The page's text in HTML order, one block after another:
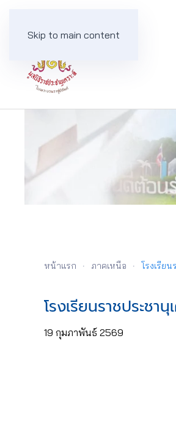
Skip to main content
หน้าแรก ภาคเหนือ โรงเรีย
โรงเรียนราชประชา
19 กุมภาพันธ์ 2569